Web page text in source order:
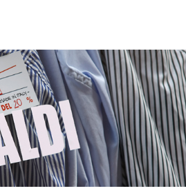
Altrecose
Mondiali calcio 2026